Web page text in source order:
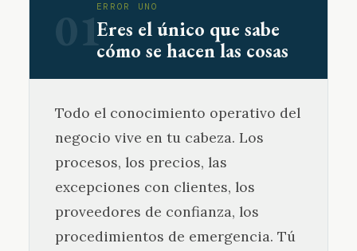
01ERROR UNO
Eres el único que sabe
cómo se hacen las cosas
Todo el conocimiento operativo del
negocio vive en tu cabeza. Los
procesos, los precios, las
excepciones con clientes, los
proveedores de confianza, los
procedimientos de emergencia. Tú